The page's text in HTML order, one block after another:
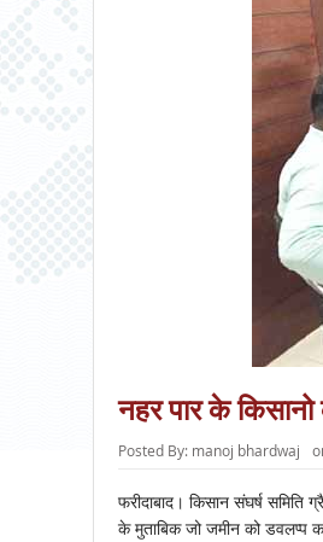
नहर पार के
Posted By: manoj bhardwaj
फरीदाबाद। किसान संघर्ष समिति
के मुताबिक जो जमीन को डवलप्प